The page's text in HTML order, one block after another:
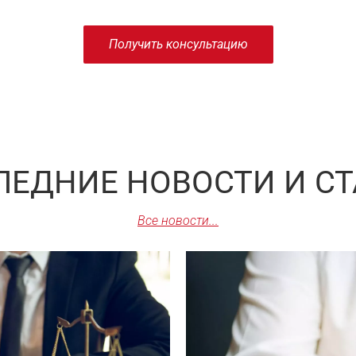
Получить консультацию
НОВОСТИ И
Все новости...